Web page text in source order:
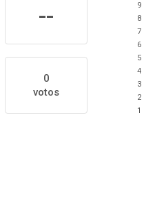
--
0
votos
9
8
7
6
5
4
3
2
1